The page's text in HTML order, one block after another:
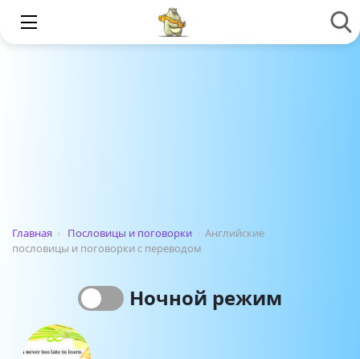
Главная › Пословицы и поговорки › Английские
пословицы и поговорки с переводом
Ночной режим